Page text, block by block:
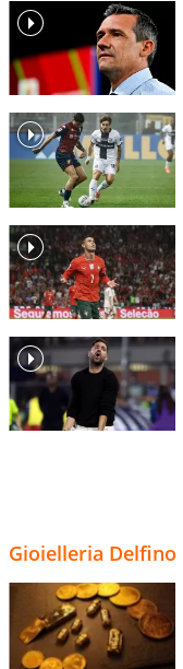
Gioielleria Delfino